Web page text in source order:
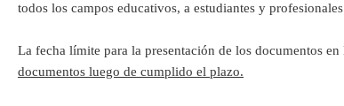
todos los campos educativos, a estudiantes y
La fecha límite para la presentación de los documentos en
documentos luego de cumplido el plazo.